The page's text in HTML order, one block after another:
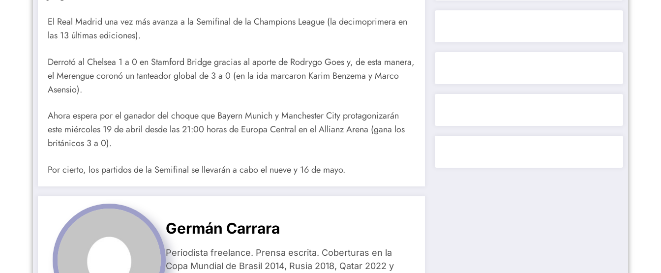
El Real Madrid una vez más avanza a la Semifinal de la Champions League (la decimoprimera en
las 13 últimas ediciones).
Derrotó al Chelsea 1 a 0 en Stamford Bridge gracias al aporte de Rodrygo Goes y, de esta manera,
el Merengue coronó un tanteador global de 3 a 0 (en la ida marcaron Karim Benzema y Marco
Asensio).
Ahora espera por el ganador del choque que Bayern Munich y Manchester City protagonizarán
este miércoles 19 de abril desde las 21:00 horas de Europa Central en el Allianz Arena (gana los
británicos 3 a 0).
Por cierto, los partidos de la Semifinal se llevarán a cabo el nueve y 16 de mayo.
Germán Carrara
Periodista freelance. Prensa escrita. Coberturas en la
Copa Mundial de Brasil 2014, Rusia 2018, Qatar 2022 y